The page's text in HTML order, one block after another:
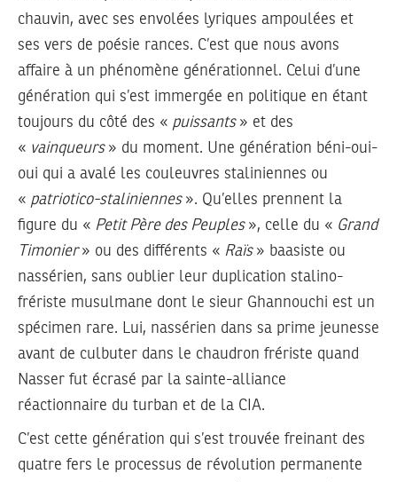
chauvin, avec ses envolées lyriques ampoulées et
ses vers de poésie rances. C’est que nous avons
affaire à un phénomène générationnel. Celui d’une
génération qui s’est immergée en politique en étant
toujours du côté des « puissants» et des
« vainqueurs» du moment. Une génération béni-oui-
oui qui a avalé les couleuvres staliniennes ou
« patriotico-staliniennes». Qu’elles prennent la
figure du « Petit Père des Peuples», celle du « Grand
Timonier» ou des différents « Raïs» baasiste ou
nassérien, sans oublier leur duplication stalino-
frériste musulmane dont le sieur Ghannouchi est un
spécimen rare. Lui, nassérien dans sa prime jeunesse
avant de culbuter dans le chaudron frériste quand
Nasser fut écrasé par la sainte-alliance
réactionnaire du turban et de la CIA.
C’est cette génération qui s’est trouvée freinant des
quatre fers le processus de révolution permanente